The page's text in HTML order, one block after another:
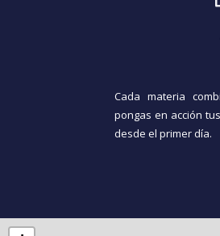
Cada materia
pongas en acción
desde el primer día.